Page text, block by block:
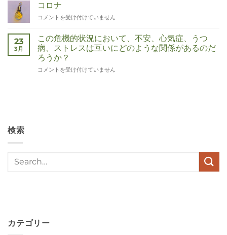
コロナ
Corona
コメントを受け付けていません
23
3月
この危機的状況において、不安、心気症、うつ
病、ストレスは互いにどのような関係があるのだ
ろうか？
Wat
in
deze
コメントを受け付けていません
検索
カテゴリー